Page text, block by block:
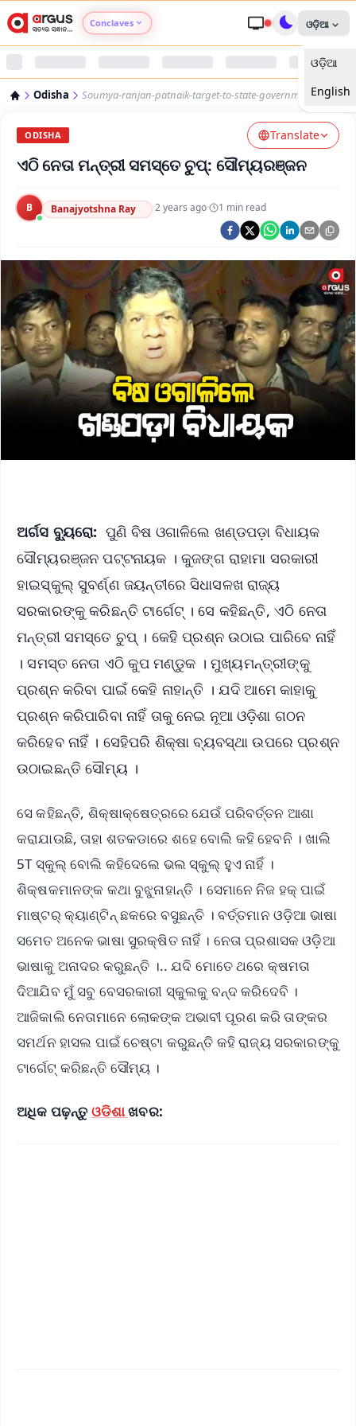
Conclaves
Argus Nari Shakti
Argus Swaad Odisha
Argus Chalo Dekhein Apna Desh
ଓଡ଼ିଆ
ଓଡ଼ିଆ
English
Odisha Soumya-ranjan-patnaik-target-to-state-government
ODISHA Translate
ଏଠି ନେତା ମନ୍ତ୍ରୀ ସମସ୍ତେ ଚୁପ୍: ସୌମ୍ୟରଞ୍ଜନ
B Banajyotshna Ray ·2 years ago· 1 min read
ଅର୍ଗସ ବ୍ୟୁରୋ: ପୁଣି ବିଷ ଓଗାଳିଲେ ଖଣ୍ଡପଡ଼ା ବିଧାୟକ
ସୌମ୍ୟରଞ୍ଜନ ପଟ୍ଟନାୟକ । କୁଜଙ୍ଗ ରାହାମା ସରକାରୀ
ହାଇସ୍କୁଲ୍ ସୁବର୍ଣ୍ଣ ଜୟନ୍ତୀରେ ସିଧାସଳଖ ରାଜ୍ୟ
ସରକାରଙ୍କୁ କରିଛନ୍ତି ଟାର୍ଗେଟ୍ । ସେ କହିଛନ୍ତି, ଏଠି ନେତା
ମନ୍ତ୍ରୀ ସମସ୍ତେ ଚୁପ୍ । କେହି ପ୍ରଶ୍ନ ଉଠାଇ ପାରିବେ ନାହିଁ
। ସମସ୍ତ ନେତା ଏଠି କୁପ ମଣ୍ଡୁକ । ମୁଖ୍ୟମନ୍ତ୍ରୀଙ୍କୁ
ପ୍ରଶ୍ନ କରିବା ପାଇଁ କେହି ନାହାନ୍ତି । ଯଦି ଆମେ କାହାକୁ
ପ୍ରଶ୍ନ କରିପାରିବା ନାହିଁ ତାକୁ ନେଇ ନୂଆ ଓଡ଼ିଶା ଗଠନ
କରିହେବ ନାହିଁ । ସେହିପରି ଶିକ୍ଷା ବ୍ୟବସ୍ଥା ଉପରେ ପ୍ରଶ୍ନ
ଉଠାଇଛନ୍ତି ସୌମ୍ୟ ।
ସେ କହିଛନ୍ତି, ଶିକ୍ଷାକ୍ଷେତ୍ରରେ ଯେଉଁ ପରିବର୍ତ୍ତନ ଆଶା
କରାଯାଉଛି, ତାହା ଶତକଡାରେ ଶହେ ବୋଲି କହି ହେବନି । ଖାଲି
5T ସ୍କୁଲ୍ ବୋଲି କହିଦେଲେ ଭଲ ସ୍କୁଲ୍ ହୁଏ ନାହିଁ ।
ଶିକ୍ଷକମାନଙ୍କ କଥା ବୁଝୁନାହାନ୍ତି । ସେମାନେ ନିଜ ହକ୍ ପାଇଁ
ମାଷ୍ଟର୍ କ୍ୟାଣ୍ଟିନ୍ ଛକରେ ବସୁଛନ୍ତି । ବର୍ତ୍ତମାନ ଓଡ଼ିଆ ଭାଷା
ସମେତ ଅନେକ ଭାଷା ସୁରକ୍ଷିତ ନାହିଁ । ନେତା ପ୍ରଶାସକ ଓଡ଼ିଆ
ଭାଷାକୁ ଅନାଦର କରୁଛନ୍ତି ।.. ଯଦି ମୋତେ ଥରେ କ୍ଷମତା
ଦିଆଯିବ ମୁଁ ସବୁ ବେସରକାରୀ ସ୍କୁଲକୁ ବନ୍ଦ କରିଦେବି ।
ଆଜିକାଲି ନେତାମାନେ ଲୋକଙ୍କ ଅଭାବୀ ପୂରଣ କରି ତାଙ୍କର
ସମର୍ଥନ ହାସଲ ପାଇଁ ଚେଷ୍ଟା କରୁଛନ୍ତି କହି ରାଜ୍ୟ ସରକାରଙ୍କୁ
ଟାର୍ଗେଟ୍ କରିଛନ୍ତି ସୌମ୍ୟ ।
ଅଧିକ ପଢ଼ନ୍ତୁ ଓଡିଶାଖବର: